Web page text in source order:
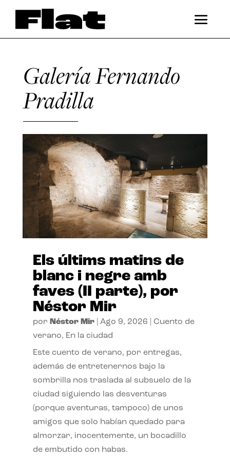
Galería Fernando
Pradilla
Els últims matins de
blanc i negre amb
faves (II parte), por
Néstor Mir
por Néstor Mir| Ago 9, 2026
Cuento de
verano, En la ciudad
Este cuento de verano, por entregas,
además de entretenernos bajo la
sombrilla nos traslada al subsuelo de la
ciudad siguiendo las desventuras
(porque aventuras, tampoco) de unos
amigos que solo habían quedado para
almorzar, inocentemente, un bocadillo
de embutido con habas.